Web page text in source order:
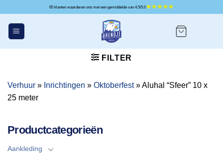
inhoud
65 klanten waarderen ons met een gemiddelde van 4.5/5.0
FILTER
Verhuur » Inrichtingen » Oktoberfest »Aluhal “Sfeer” 10 x
25 meter
Productcategorieën
Aankleding